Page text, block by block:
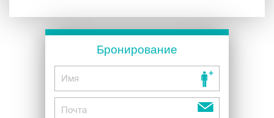
Бронирование